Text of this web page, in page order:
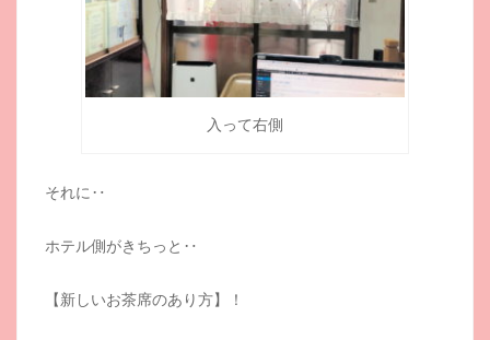
入って右側
それに‥
ホテル側がきちっと‥
【新しいお茶席のあり方】！